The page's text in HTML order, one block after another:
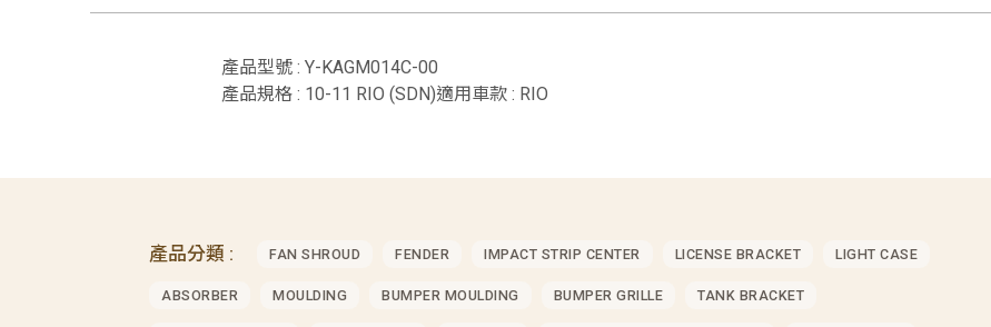
產品型號 : Y-KAGM014C-00
產品規格 : 10-11 RIO (SDN)適用車款 : RIO
產品分類 : FAN SHROUD FENDER IMPACT STRIP CENTER LICENSE BRACKET LIGHT CASE
ABSORBER MOULDING BUMPER MOULDING BUMPER GRILLE TANK BRACKET